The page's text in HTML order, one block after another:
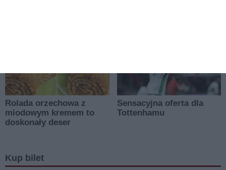
Kup bilet